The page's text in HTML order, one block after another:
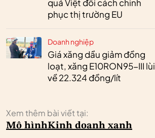
quả Việt đổi cách chinh
phục thị trường EU
Doanh nghiệp
Giá xăng dầu giảm đồng
loạt, xăng E10RON95-III lùi
về 22.324 đồng/lít
Xem thêm bài viết tại:
Mô hìnhKinh doanh xanh